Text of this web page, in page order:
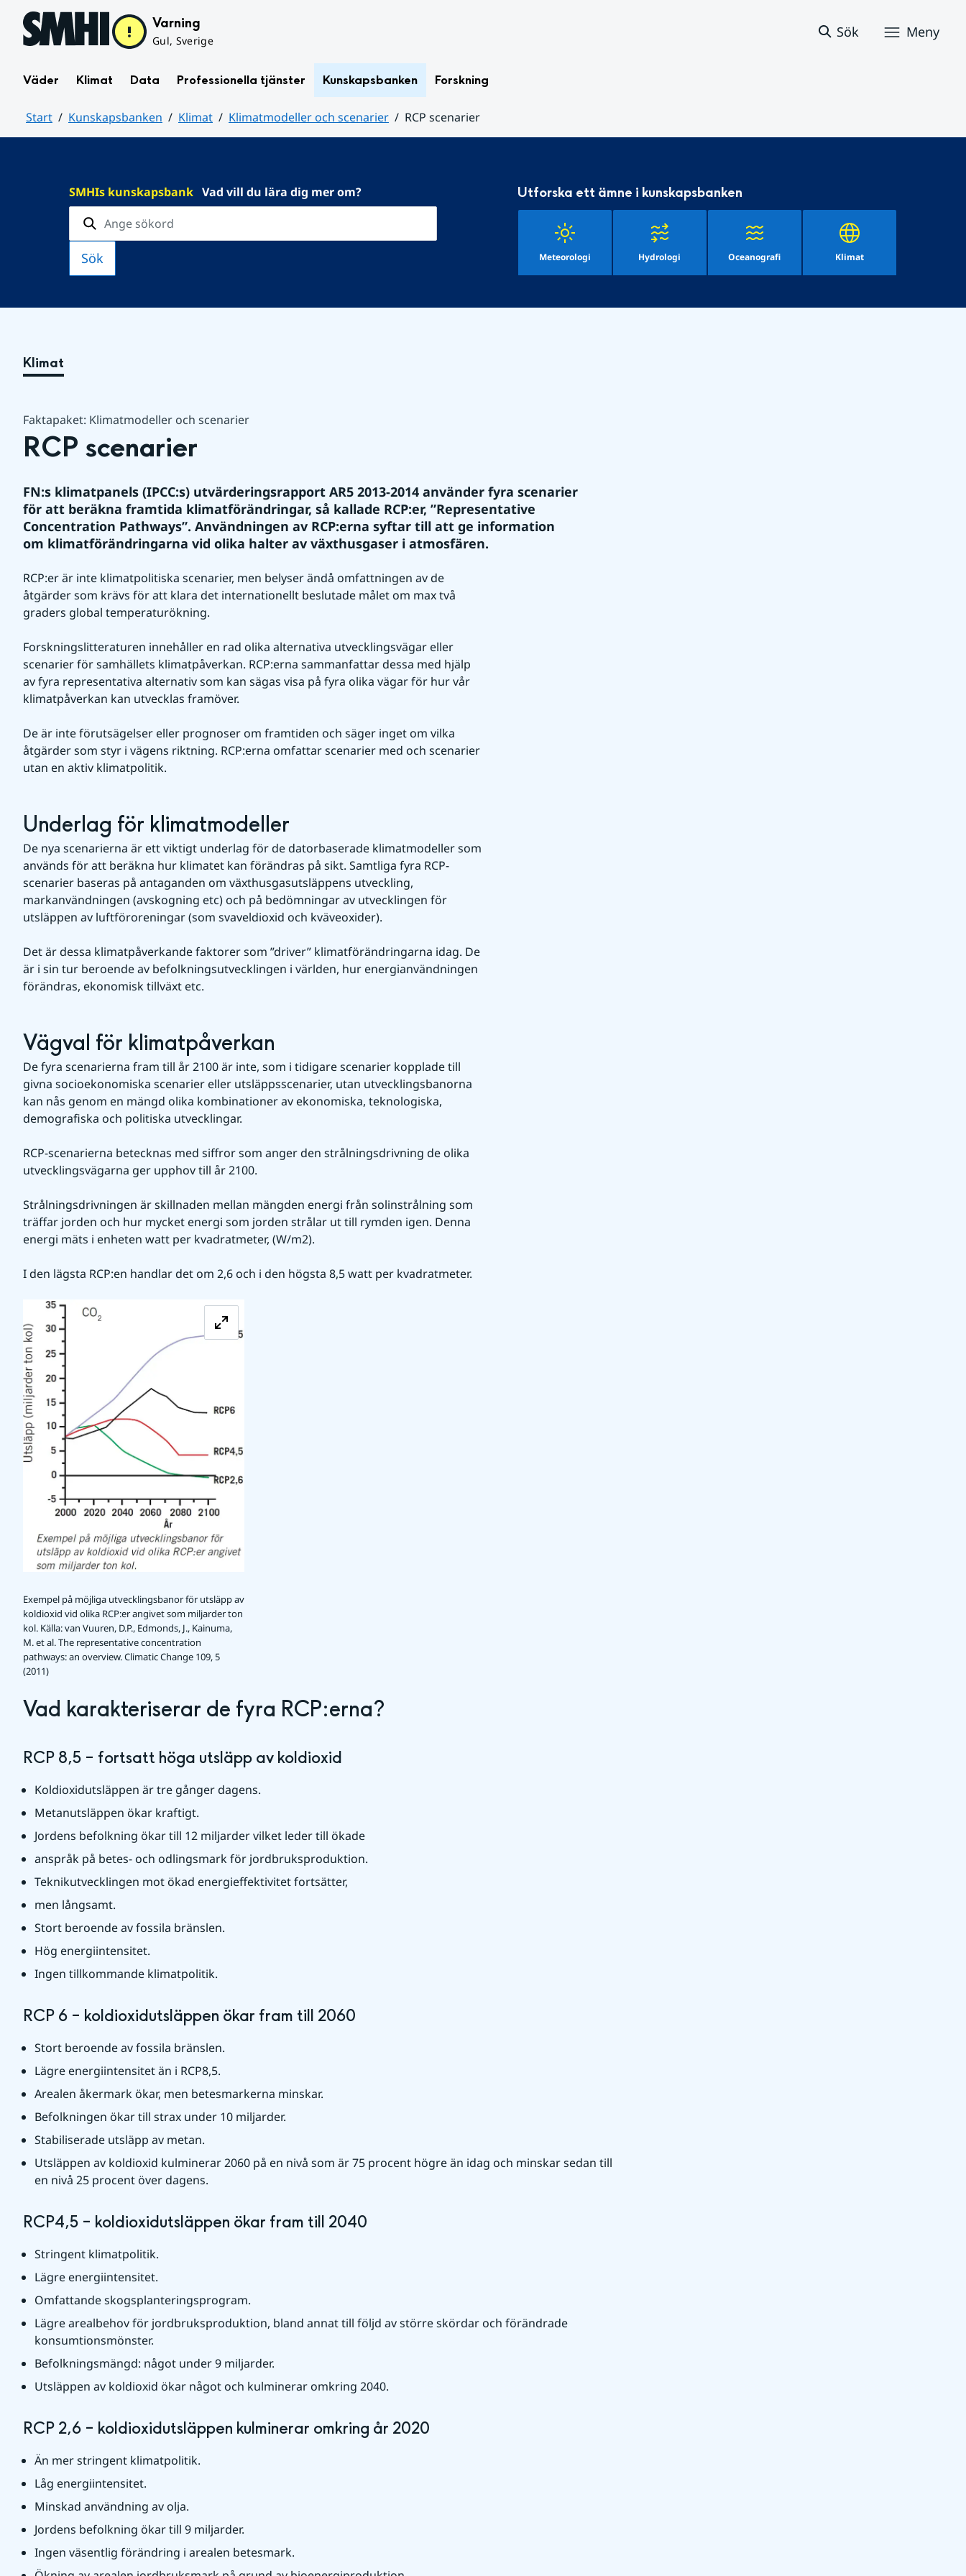
Hoppa till sidans innehåll Varning
Gul, Sverige
Sök Meny
Väder Klimat Data Professionella tjänster Kunskapsbanken Forskning
Start Kunskapsbanken Klimat Klimatmodeller och scenarier
RCP scenarier
SMHIs kunskapsbank Vad vill du lära dig mer om? Utforska ett ämne i kunskapsbanken
Meteorologi Hydrologi Oceanografi Klimat
Klimat
Faktapaket: Klimatmodeller och scenarier
RCP scenarier
FN:s klimatpanels (IPCC:s) utvärderingsrapport AR5 2013-2014 använder fyra scenarier
för att beräkna framtida klimatförändringar, så kallade RCP:er, ”Representative
Concentration Pathways”. Användningen av RCP:erna syftar till att ge information
om klimatförändringarna vid olika halter av växthusgaser i atmosfären.
RCP:er är inte klimatpolitiska scenarier, men belyser ändå omfattningen av de
åtgärder som krävs för att klara det internationellt beslutade målet om max två
graders global temperaturökning.
Forskningslitteraturen innehåller en rad olika alternativa utvecklingsvägar eller
scenarier för samhällets klimatpåverkan. RCP:erna sammanfattar dessa med hjälp
av fyra representativa alternativ som kan sägas visa på fyra olika vägar för hur vår
klimatpåverkan kan utvecklas framöver.
De är inte förutsägelser eller prognoser om framtiden och säger inget om vilka
åtgärder som styr i vägens riktning. RCP:erna omfattar scenarier med och scenarier
utan en aktiv klimatpolitik.
Underlag för klimatmodeller
De nya scenarierna är ett viktigt underlag för de datorbaserade klimatmodeller som
används för att beräkna hur klimatet kan förändras på sikt. Samtliga fyra RCP-
scenarier baseras på antaganden om växthusgasutsläppens utveckling,
markanvändningen (avskogning etc) och på bedömningar av utvecklingen för
utsläppen av luftföroreningar (som svaveldioxid och kväveoxider).
Det är dessa klimatpåver­kande faktorer som ”driver” klimatförändringarna idag. De
är i sin tur beroende av befolkningsutvecklingen i världen, hur energianvändningen
förändras, ekono­misk tillväxt etc.
Vägval för klimatpåverkan
De fyra scenarierna fram till år 2100 är inte, som i tidigare scenarier kopplade till
givna socioekonomiska scenarier eller utsläppsscenarier, utan utvecklingsbanorna
kan nås genom en mängd olika kombinationer av ekono­miska, teknologiska,
demografiska och politiska utvecklingar.
RCP-scenarierna betecknas med siffror som anger den strålningsdrivning de olika
utvecklingsvägarna ger upphov till år 2100.
Strålningsdrivningen är skillnaden mellan mängden energi från solinstrålning som
träffar jorden och hur mycket energi som jorden strålar ut till rymden igen. Denna
energi mäts i enheten watt per kvadratmeter, (W/m2).
I den lägsta RCP:en handlar det om 2,6 och i den högsta 8,5 watt per kvadratmeter.
Exempel på möjliga utvecklingsbanor för utsläpp av
koldioxid vid olika RCP:er angivet som miljarder ton
kol. Källa: van Vuuren, D.P., Edmonds, J., Kainuma,
M. et al. The representative concentration
pathways: an overview. Climatic Change 109, 5
(2011)
Vad karakteriserar de fyra RCP:erna?
RCP 8,5 – fortsatt höga utsläpp av koldioxid
Koldioxidutsläppen är tre gånger dagens.
Metanutsläppen ökar kraftigt.
Jordens befolkning ökar till 12 miljarder vilket leder till ökade
anspråk på betes- och odlingsmark för jordbruksproduktion.
Teknikutvecklingen mot ökad energieffektivitet fortsätter,
men långsamt.
Stort beroende av fossila bränslen.
Hög energiintensitet.
Ingen tillkommande klimatpolitik.
RCP 6 – koldioxidutsläppen ökar fram till 2060
Stort beroende av fossila bränslen.
Lägre energiintensitet än i RCP8,5.
Arealen åkermark ökar, men betesmarkerna minskar.
Befolkningen ökar till strax under 10 miljarder.
Stabiliserade utsläpp av metan.
Utsläppen av koldioxid kulminerar 2060 på en nivå som är 75 procent högre än idag och minskar sedan till
en nivå 25 procent över dagens.
RCP4,5 – koldioxidutsläppen ökar fram till 2040
Stringent klimatpolitik.
Lägre energiintensitet.
Omfattande skogsplanteringsprogram.
Lägre arealbehov för jordbruksproduktion, bland annat till följd av större skördar och förändrade
konsumtionsmönster.
Befolkningsmängd: något under 9 miljarder.
Utsläppen av koldioxid ökar något och kulminerar omkring 2040.
RCP 2,6 – koldioxidutsläppen kulminerar omkring år 2020
Än mer stringent klimatpolitik.
Låg energiintensitet.
Minskad användning av olja.
Jordens befolkning ökar till 9 miljarder.
Ingen väsentlig förändring i arealen betesmark.